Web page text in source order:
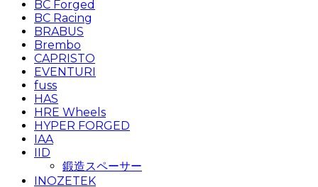
BC Forged
BC Racing
BRABUS
Brembo
CAPRISTO
EVENTURI
fuss
HAS
HRE Wheels
HYPER FORGED
IAA
IID
鍛造スペーサー
INOZETEK